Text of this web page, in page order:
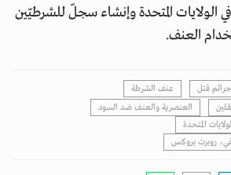
الولايات المتحدة وإنشاء سجلّ للشرطيّين
العنف.
جرائم قتل
عنف الشرطة
العنصرية والعنف ضد السود
المتحدة
روبرت بروكس